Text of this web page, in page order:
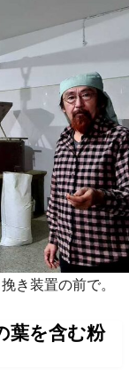
き装置の前で。
葉を含む粉